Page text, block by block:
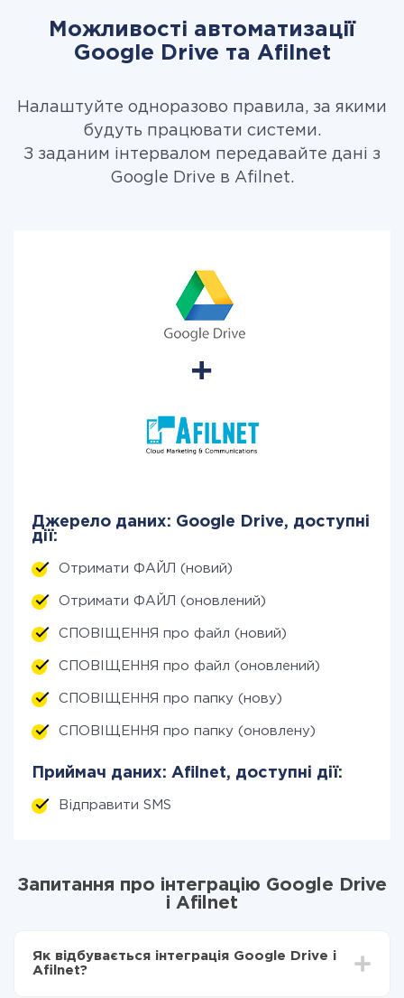
Можливості автоматизації
Google Drive та Afilnet
Налаштуйте одноразово правила, за якими
будуть працювати системи.
З заданим інтервалом передавайте дані з
Google Drive в Afilnet.
Джерело даних: Google Drive, доступні
дії:
Отримати ФАЙЛ (новий)
Отримати ФАЙЛ (оновлений)
СПОВІЩЕННЯ про файл (новий)
СПОВІЩЕННЯ про файл (оновлений)
СПОВІЩЕННЯ про папку (нову)
СПОВІЩЕННЯ про папку (оновлену)
Приймач даних: Afilnet, доступні дії:
Відправити SMS
Запитання про інтеграцію Google Drive
і Afilnet
Як відбувається інтеграція Google Drive і
Afilnet?